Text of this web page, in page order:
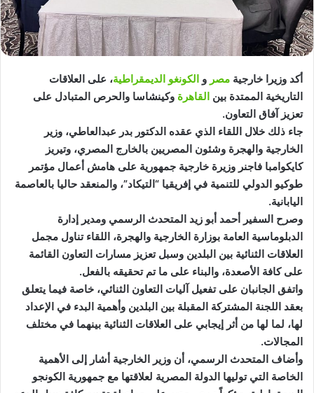
أكد وزيرا خارجية مصر و الكونغو الديمقراطية، على العلاقات
التاريخية الممتدة بين القاهرة وكينشاسا والحرص المتبادل على
تعزيز آفاق التعاون.
جاء ذلك خلال اللقاء الذي عقده الدكتور بدر عبدالعاطي، وزير
الخارجية والهجرة وشئون المصريين بالخارج المصري، وتيريز
كايكوامبا فاجنر وزيرة خارجية جمهورية على هامش أعمال مؤتمر
طوكيو الدولي للتنمية في إفريقيا “التيكاد”، والمنعقد حاليا بالعاصمة
اليابانية.
وصرح السفير أحمد أبو زيد المتحدث الرسمي ومدير إدارة
الدبلوماسية العامة بوزارة الخارجية والهجرة، اللقاء تناول مجمل
العلاقات الثنائية بين البلدين وسبل تعزيز مسارات التعاون القائمة
على كافة الأصعدة، والبناء على ما تم تحقيقه بالفعل.
واتفق الجانبان على تفعيل آليات التعاون الثنائي، خاصة فيما يتعلق
بعقد اللجنة المشتركة المقبلة بين البلدين وأهمية البدء في الإعداد
لها، لما لها من أثر إيجابي على العلاقات الثنائية بينهما في مختلف
المجالات.
وأضاف المتحدث الرسمي، أن وزير الخارجية أشار إلى الأهمية
الخاصة التي توليها الدولة المصرية لعلاقتها مع جمهورية الكونجو